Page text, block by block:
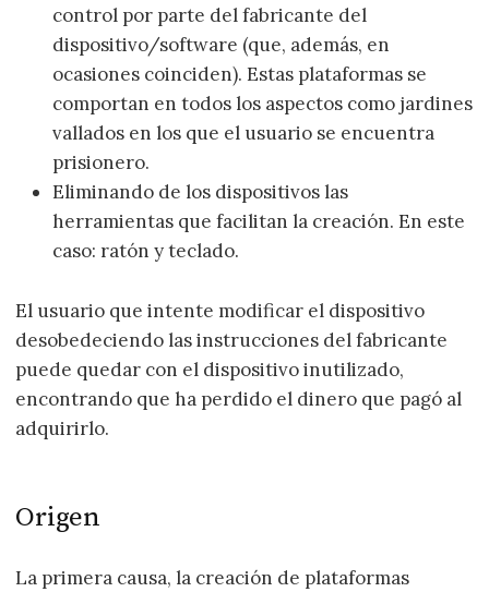
control por parte del fabricante del
dispositivo/software (que, además, en
ocasiones coinciden). Estas plataformas se
comportan en todos los aspectos como jardines
vallados en los que el usuario se encuentra
prisionero.
Eliminando de los dispositivos las
herramientas que facilitan la creación. En este
caso: ratón y teclado.
El usuario que intente modificar el dispositivo
desobedeciendo las instrucciones del fabricante
puede quedar con el dispositivo inutilizado,
encontrando que ha perdido el dinero que pagó al
adquirirlo.
Origen
La primera causa, la creación de plataformas